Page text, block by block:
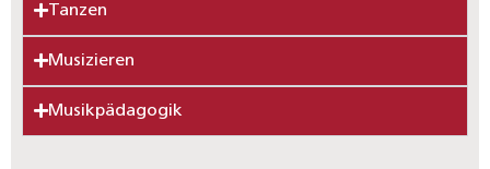
Tanzen
Musizieren
Musikpädagogik